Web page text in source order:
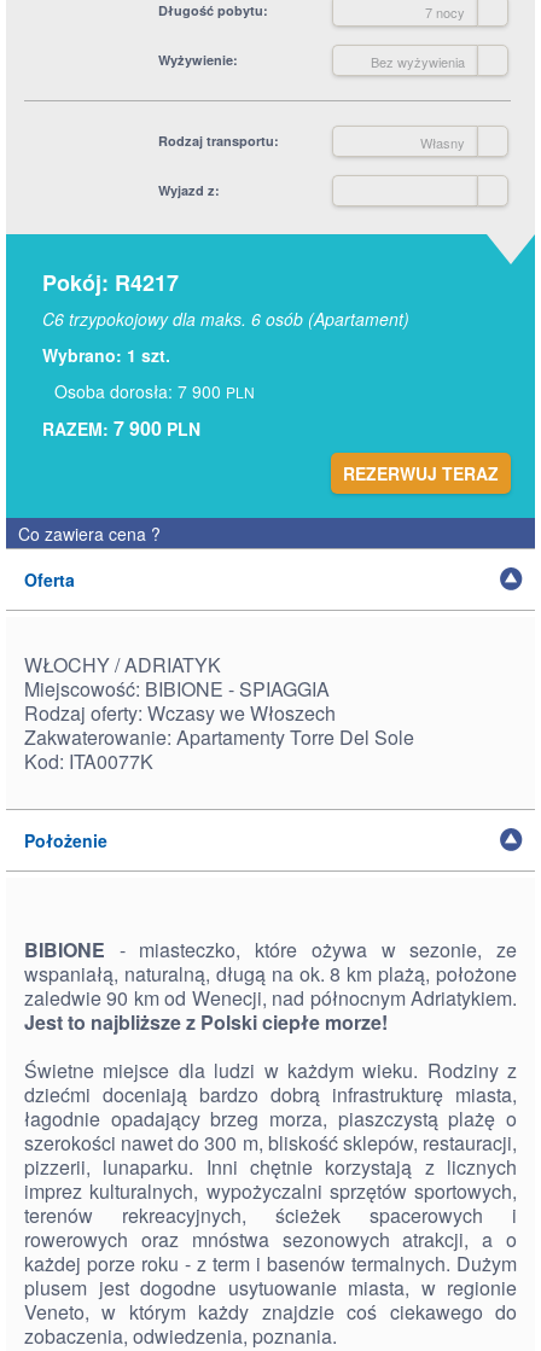
Długość pobytu 7 nocy
Wyżywienie Bez wyżywienia
Rodzaj transportu Własny
Wyjazd z
Pokój: R4217
C6 trzypokojowy dla maks. 6 osób (Apartament)
Wybrano: 1 szt.
Osoba dorosła: 7 900 PLN
RAZEM: 7 900 PLN
REZERWUJ TERAZ
Co zawiera cena ?
Oferta
WŁOCHY / ADRIATYK
Miejscowość: BIBIONE - SPIAGGIA
Rodzaj oferty: Wczasy we Włoszech
Zakwaterowanie: Apartamenty Torre Del Sole
Kod: ITA0077K
Położenie
BIBIONE - miasteczko, które ożywa w sezonie, ze
wspaniałą, naturalną, długą na ok. 8 km plażą, położone
zaledwie 90 km od Wenecji, nad północnym Adriatykiem.
Jest to najbliższe z Polski ciepłe morze!
Świetne miejsce dla ludzi w każdym wieku. Rodziny z
dziećmi doceniają bardzo dobrą infrastrukturę miasta,
łagodnie opadający brzeg morza, piaszczystą plażę o
szerokości nawet do 300 m, bliskość sklepów, restauracji,
pizzerii, lunaparku. Inni chętnie korzystają z licznych
imprez kulturalnych, wypożyczalni sprzętów sportowych,
terenów rekreacyjnych, ścieżek spacerowych i
rowerowych oraz mnóstwa sezonowych atrakcji, a o
każdej porze roku - z term i basenów termalnych. Dużym
plusem jest dogodne usytuowanie miasta, w regionie
Veneto, w którym każdy znajdzie coś ciekawego do
zobaczenia, odwiedzenia, poznania.